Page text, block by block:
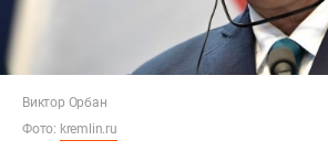
Виктор Орбан
Фото: kremlin.ru